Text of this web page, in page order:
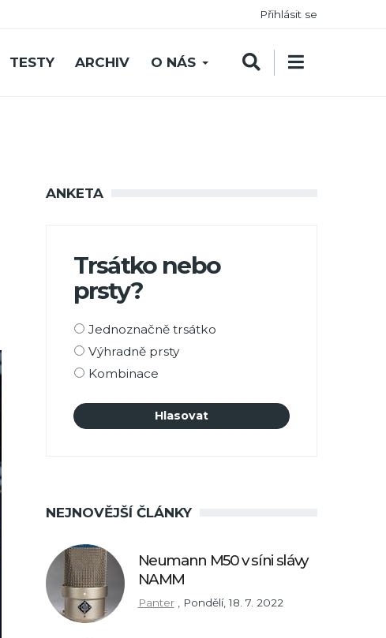
Přihlásit se
TESTY ARCHIV O NÁS
ANKETA
Trsátko nebo
prsty?
Možnosti
výběru
Jednoznačně trsátko
Výhradně prsty
Kombinace
NEJNOVĚJŠÍ ČLÁNKY
Neumann M50 v síni slávy
NAMM
Panter Pondělí, 18. 7. 2022